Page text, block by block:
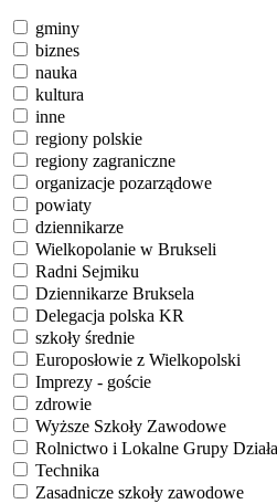
gminy
biznes
nauka
kultura
inne
regiony polskie
regiony zagraniczne
organizacje pozarządowe
powiaty
dziennikarze
Wielkopolanie w Brukseli
Radni Sejmiku
Dziennikarze Bruksela
Delegacja polska KR
szkoły średnie
Europosłowie z Wielkopolski
Imprezy - goście
zdrowie
Wyższe Szkoły Zawodowe
Rolnictwo i Lokalne Grupy
Technika
Zasadnicze szkoły zawodowe